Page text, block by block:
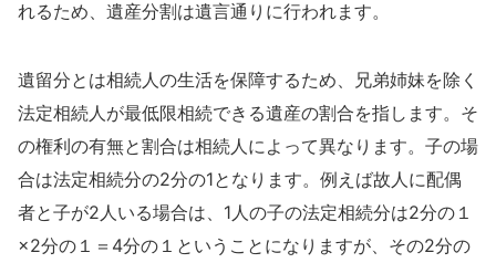
れるため、遺産分割は遺言通りに行われます。
遺留分とは相続人の生活を保障するため、兄弟姉妹を除く
法定相続人が最低限相続できる遺産の割合を指します。そ
の権利の有無と割合は相続人によって異なります。子の場
合は法定相続分の2分の1となります。例えば故人に配偶
者と子が2人いる場合は、1人の子の法定相続分は2分の１
×2分の１＝4分の１ということになりますが、その2分の